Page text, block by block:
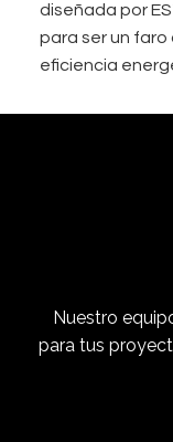
diseñada por
para ser un
eficiencia
Nuestro
para tus